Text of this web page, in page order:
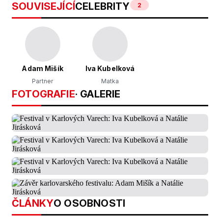
SOUVISEJÍCÍCELEBRITY 2
Adam Mišík
Partner
Iva Kubelková
Matka
FOTOGRAFIE· GALERIE
ČLÁNKYO OSOBNOSTI